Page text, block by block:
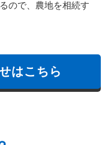
ので、農地を相続す
はこちら